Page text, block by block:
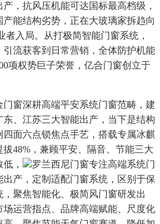
，抗风压机能可达国标最高档级，
能结构劣势，正在大玻璃家拆趋向
者入局。从打极简智能门窗系统，
引流获客到日常营销，全体防护机能
项权势巨子荣誉，亿合门窗创立于
窗深耕高端平安系统门窗范畴，建
、江苏三大智能出产，当下是结构
面六点锁焦点手艺，搭载专属冰麒
48%，兼顾平安、隔音、节能三大
，
罗兰西尼门窗专注高端系统门
产，定制适配门窗系统，区别于保
聚焦智能化、极简风门窗研发出
运营指点、品牌高端赋能、尺度化